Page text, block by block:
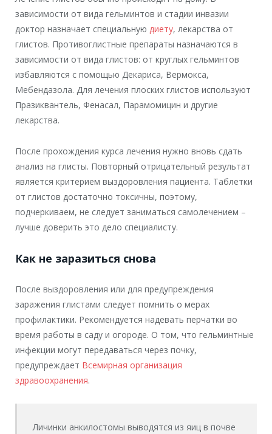
зависимости от вида гельминтов и стадии инвазии
доктор назначает специальную диету, лекарства от
глистов. Противоглистные препараты назначаются в
зависимости от вида глистов: от круглых гельминтов
избавляются с помощью Декариса, Вермокса,
Мебендазола. Для лечения плоских глистов используют
Празиквантель, Фенасал, Парамомицин и другие
лекарства.
После прохождения курса лечения нужно вновь сдать
анализ на глисты. Повторный отрицательный результат
является критерием выздоровления пациента. Таблетки
от глистов достаточно токсичны, поэтому,
подчеркиваем, не следует заниматься самолечением –
лучше доверить это дело специалисту.
Как не заразиться снова
После выздоровления или для предупреждения
заражения глистами следует помнить о мерах
профилактики. Рекомендуется надевать перчатки во
время работы в саду и огороде. О том, что гельминтные
инфекции могут передаваться через почку,
предупреждает Всемирная организация
здравоохранения.
Личинки анкилостомы выводятся из яиц в почве